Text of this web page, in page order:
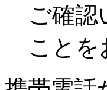
ご確認
こと